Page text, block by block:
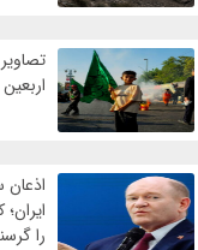
اذعان
را